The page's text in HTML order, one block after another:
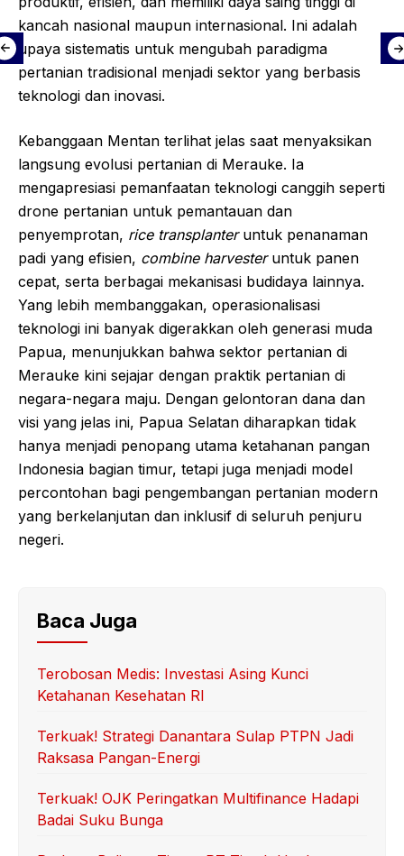
kancah nasional maupun internasional. Ini adalah
upaya sistematis untuk mengubah paradigma
pertanian tradisional menjadi sektor yang berbasis
teknologi dan inovasi.
Kebanggaan Mentan terlihat jelas saat menyaksikan
langsung evolusi pertanian di Merauke. Ia
mengapresiasi pemanfaatan teknologi canggih seperti
drone pertanian untuk pemantauan dan
penyemprotan, rice transplanteruntuk penanaman
padi yang efisien, combine harvesteruntuk panen
cepat, serta berbagai mekanisasi budidaya lainnya.
Yang lebih membanggakan, operasionalisasi
teknologi ini banyak digerakkan oleh generasi muda
Papua, menunjukkan bahwa sektor pertanian di
Merauke kini sejajar dengan praktik pertanian di
negara-negara maju. Dengan gelontoran dana dan
visi yang jelas ini, Papua Selatan diharapkan tidak
hanya menjadi penopang utama ketahanan pangan
Indonesia bagian timur, tetapi juga menjadi model
percontohan bagi pengembangan pertanian modern
yang berkelanjutan dan inklusif di seluruh penjuru
negeri.
Baca Juga
Terobosan Medis: Investasi Asing Kunci
Ketahanan Kesehatan RI
Terkuak! Strategi Danantara Sulap PTPN Jadi
Raksasa Pangan-Energi
Terkuak! OJK Peringatkan Multifinance Hadapi
Badai Suku Bunga